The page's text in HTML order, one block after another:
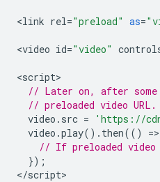
<link rel="preload" as=
<video id="video"
<script
// Later on, after some
// preloaded video URL.
video . src = 'https://
video .play(). then(() =>
// If preloaded video
});
</script